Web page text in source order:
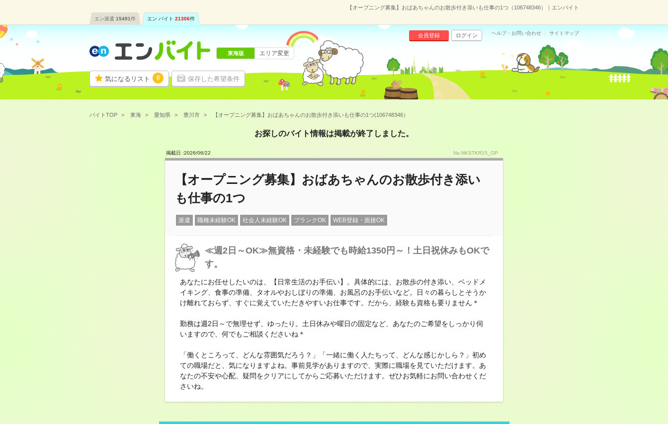
【オープニング募集】おばあちゃんのお散歩付き添いも仕事の1つ（106748346）｜エンバイト
エン派遣 15491件 エン バイト 21306件
気になるリスト 0 保存した希望条件
会員登録 ログイン ヘルプ・お問い合わせ サイトマップ
東海版 エリア変更
バイトTOP 東海 愛知県 豊川市 【オープニング募集】おばあちゃんのお散歩付き添いも仕事の1つ(106748346）
お探しのバイト情報は掲載が終了しました。
掲載日 :2026/06/22 No.NKSTKR15_OP
【オープニング募集】おばあちゃんのお散歩付き添い
も仕事の1つ
派遣 職種未経験OK 社会人未経験OK ブランクOK WEB登録・面接OK
≪週2日～OK≫無資格・未経験でも時給1350円～！土日祝休みもOKで
す。
あなたにお任せしたいのは、【日常生活のお手伝い】。具体的には、お散歩の付き添い、ベッドメ
イキング、食事の準備、タオルやおしぼりの準備、お風呂のお手伝いなど。日々の暮らしとそうか
け離れておらず、すぐに覚えていただきやすいお仕事です。だから、経験も資格も要りません＊
勤務は週2日～で無理せず、ゆったり。土日休みや曜日の固定など、あなたのご希望をしっかり伺
いますので、何でもご相談くださいね＊
「働くところって、どんな雰囲気だろう？」「一緒に働く人たちって、どんな感じかしら？」初め
ての職場だと、気になりますよね。事前見学がありますので、実際に職場を見ていただけます。あ
なたの不安や心配、疑問をクリアにしてからご応募いただけます。ぜひお気軽にお問い合わせくだ
さいね。